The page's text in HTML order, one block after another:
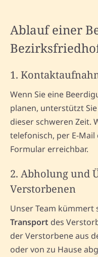
Ablauf einer
1.
Wenn Sie eine
planen, unterstützt Sie
dieser schweren Zeit.
telefonisch, per E-
Formular erreichbar.
2. Abholung und
Verstorbenen
Unser Team kümmert
Transport des
der Verstorbene aus
oder von zu Hause